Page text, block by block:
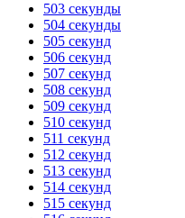
503 секунды
504 секунды
505 секунд
506 секунд
507 секунд
508 секунд
509 секунд
510 секунд
511 секунд
512 секунд
513 секунд
514 секунд
515 секунд